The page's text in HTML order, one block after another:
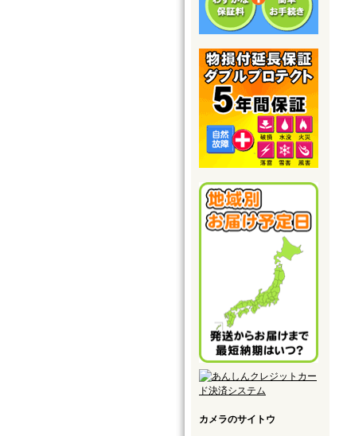
カメラのサイトウ